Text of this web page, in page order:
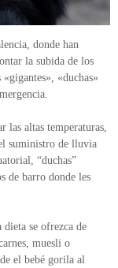
donde han
la subida de los
«duchas»
las altas temperaturas,
suministro de lluvia
“duchas”
de barro donde les
se ofrezca de
muesli o
el bebé gorila al